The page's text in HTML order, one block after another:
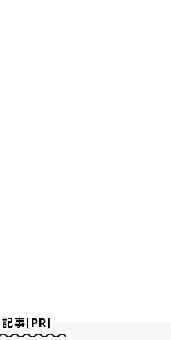
事[PR]